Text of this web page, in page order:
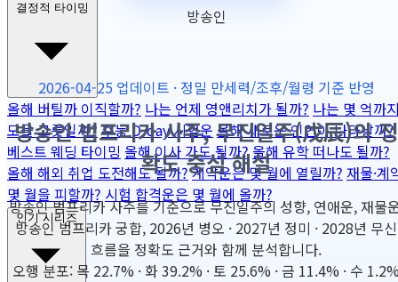
결정적 타이밍
올해 버틸까 이직할까? 나는 언제 영앤리치가 될까? 나는 몇 억까
모을 그릇일까? 수능 D-day 시험운 올해 새로운 인연이 나타날까?
베스트 웨딩 타이밍 올해 이사 가도 될까? 올해 유학 떠나도 될까?
올해 해외 취업 도전해도 될까?계약운은 몇 월에 열릴까? 재물·계
몇 월을 피할까? 시험 합격운은 몇 월에 올까?
인기 시리즈
방송인
2026-04-25 업데이트 · 정밀 만세력/조후/월령 기준 반영
방송인 범프리카 사주, 무진일주(戊辰)의 정
확도 중심 해설
방송인 범프리카 사주를 기준으로 무진일주의 성향, 연애운, 재물
방송인 범프리카 궁합, 2026년 병오 · 2027년 정미 · 2028년 무신
흐름을 정확도 근거와 함께 분석합니다.
오행 분포: 목 22.7% · 화 39.2% · 토 25.6% · 금 11.4% · 수